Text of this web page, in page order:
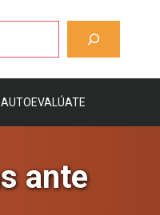
AUTOEVALÚATE
ante